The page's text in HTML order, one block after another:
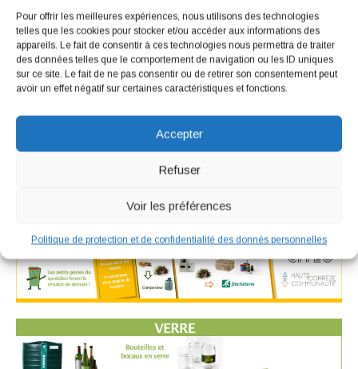
Pour offrir les meilleures expériences, nous utilisons des technologies
telles que les cookies pour stocker et/ou accéder aux informations des
appareils. Le fait de consentir à ces technologies nous permettra de traiter
des données telles que le comportement de navigation ou les ID uniques
sur ce site. Le fait de ne pas consentir ou de retirer son consentement peut
avoir un effet négatif sur certaines caractéristiques et fonctions.
Accepter
Refuser
Voir les préférences
Politique de protection et de confidentialité des donnés personnelles
Réglements
Cimetière
✓Columbarium et du jardin du souvenir
Le tri sélectif